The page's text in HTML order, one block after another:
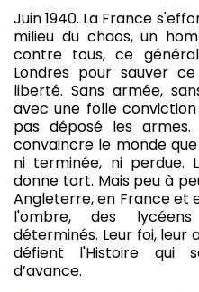
Juin 1940. La France
milieu du chaos, un
contre tous, ce
Londres pour sauver
liberté. Sans armée,
avec une folle
pas déposé les
convaincre le monde
ni terminée, ni perdue.
donne tort. Mais peu à
Angleterre, en France et
l'ombre, des
déterminés. Leur foi, leur
défient l'Histoire qui
d’avance.